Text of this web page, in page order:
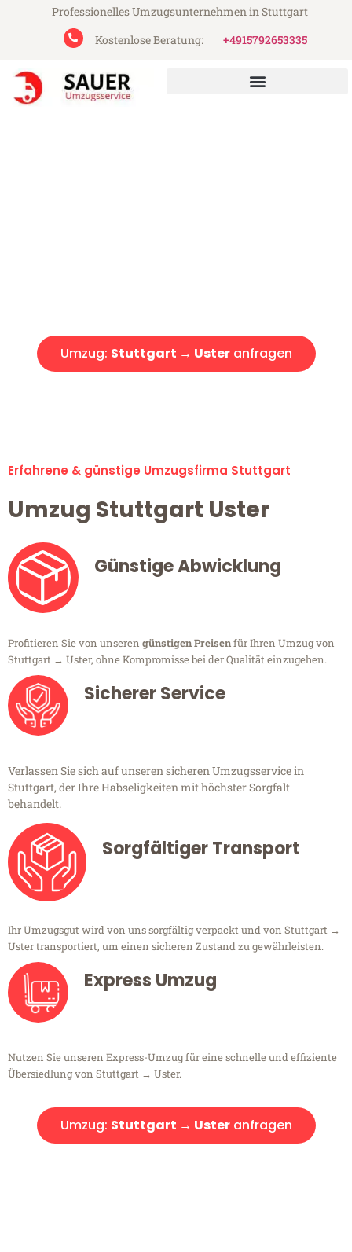
Professionelles Umzugsunternehmen in Stuttgart
Kostenlose Beratung:
+4915792653335
Umzug: Stuttgart → Usteranfragen
Erfahrene & günstige Umzugsfirma Stuttgart
Umzug Stuttgart Uster
Günstige Abwicklung
Profitieren Sie von unseren günstigen Preisenfür Ihren Umzug von
Stuttgart → Uster, ohne Kompromisse bei der Qualität einzugehen.
Sicherer Service
Verlassen Sie sich auf unseren sicheren Umzugsservice in
Stuttgart, der Ihre Habseligkeiten mit höchster Sorgfalt
behandelt.
Sorgfältiger Transport
Ihr Umzugsgut wird von uns sorgfältig verpackt und von Stuttgart →
Uster transportiert, um einen sicheren Zustand zu gewährleisten.
Express Umzug
Nutzen Sie unseren Express-Umzug für eine schnelle und effiziente
Übersiedlung von Stuttgart → Uster.
Umzug: Stuttgart → Usteranfragen